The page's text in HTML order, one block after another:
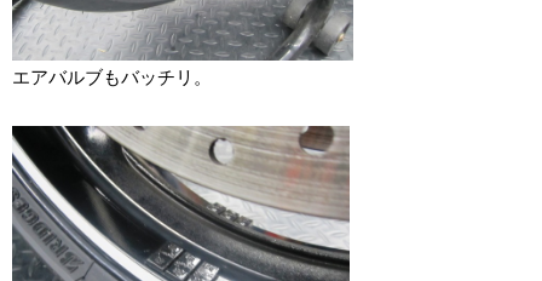
エアバルブもバッチリ。